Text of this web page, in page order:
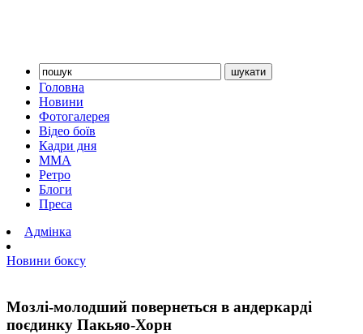
Головна
Новини
Фотогалерея
Відео боїв
Кадри дня
ММА
Ретро
Блоги
Преса
Адмінка
Новини боксу
Мозлі-молодший повернеться в андеркарді
поєдинку Пакьяо-Хорн